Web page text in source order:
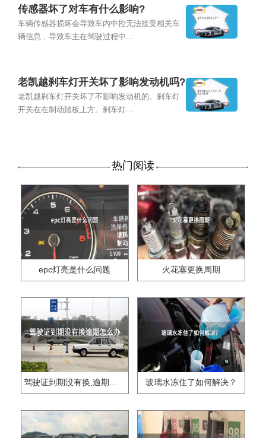
传感器坏了对车有什么影响?
车辆传感器损坏会导致车内中控无法接受相关车
辆信息，导致车主在驾驶过程中...
老凯越刹车灯开关坏了影响发动机吗?
老凯越刹车灯开关坏了不影响发动机的。刹车灯
开关在在制动踏板上方。刹车灯...
热门阅读
epc灯亮是什么问题 火花塞更换周期
驾驶证到期没有换,逾期怎么办?? 玻璃水冻住了如何解决？